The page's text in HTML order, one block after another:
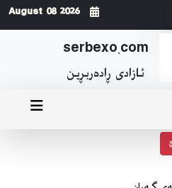
serbexo.com
ئازادی ڕاده‌ربڕین
2026 August 08